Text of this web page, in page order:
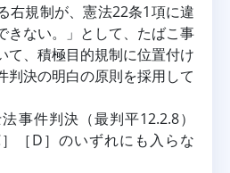
右規制が、憲法22条1項に違
きない。」として、たばこ事
て、積極目的規制に位置付け
判決の明白の原則を採用して
事件判決（最判平12.2.8）
［D］のいずれにも入らな